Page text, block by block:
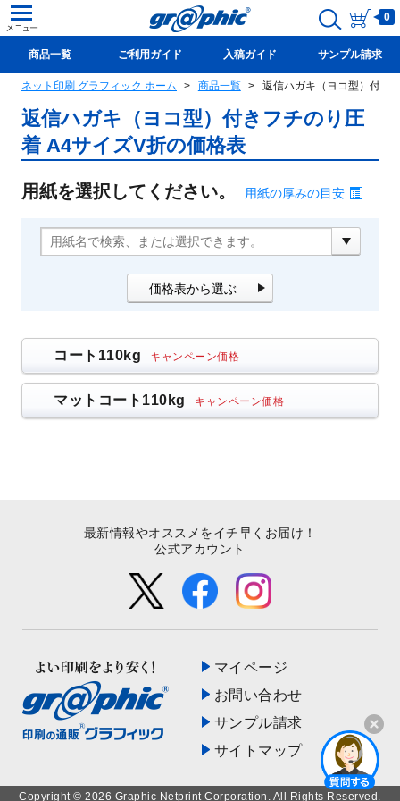
0
商品一覧 ご利用ガイド 入稿ガイド サンプル請求
新規会員登録(無料)
ネット印刷 グラフィック ホーム 商品一覧 返信ハガキ（ヨコ型）付き
返信ハガキ（ヨコ型）付きフチのり圧
着 A4サイズV折の価格表
用紙を選択してください。 用紙の厚みの目安
価格表から選ぶ
コート110kg キャンペーン価格
マットコート110kg キャンペーン価格
マイページ
お問い合わせ
サンプル請求
サイトマップ
最新情報やオススメをイチ早くお届け！
公式アカウント
Copyright © 2026 Graphic Netprint Corporation. All Rights Reserved.
開く